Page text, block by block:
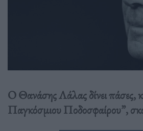
Ο Θανάσης Λάλας δίνει πάσες,
Παγκόσμιου Ποδοσφαίρου”,